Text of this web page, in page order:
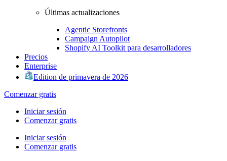
Últimas actualizaciones
Agentic Storefronts
Campaign Autopilot
Shopify AI Toolkit para desarrolladores
Precios
Enterprise
Edition de primavera de 2026
Comenzar gratis
Iniciar sesión
Comenzar gratis
Iniciar sesión
Comenzar gratis